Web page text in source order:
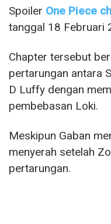
Spoiler One Piece
tanggal 18 Februari
Chapter tersebut
pertarungan antara
D Luffy dengan
pembebasan Loki.
Meskipun Gaban
menyerah setelah
pertarungan.